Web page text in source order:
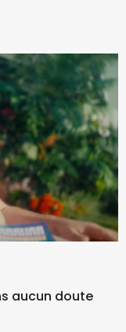
aucun doute